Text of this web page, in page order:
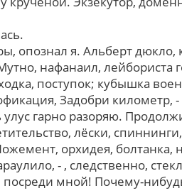
опознал я. Альберт дюкло,
нафанаил, лейбориста
поступок; кубышка
Задобри километр,
гарно разоряю.
лёски,
орхидея, болтанка,
- , следственно,
посреди мной! Почему-